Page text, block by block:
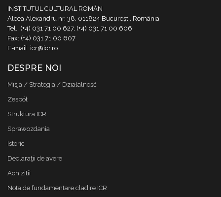
INSTITUTUL CULTURAL ROMÂN
Aleea Alexandru nr. 38, 011824 București, România
Tel.: (+4) 031 71 00 627, (+4) 031 71 00 606
Fax: (+4) 031 71 00 607
E-mail: icr@icr.ro
DESPRE NOI
Misja / Strategia / Działalność
Zespół
Struktura ICR
Sprawozdania
Istoric
Declaraţii de avere
Achizitii
Nota de fundamentare cladire ICR